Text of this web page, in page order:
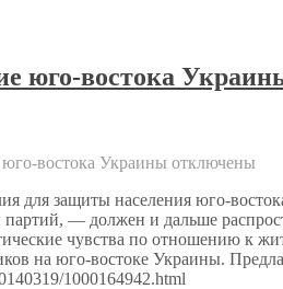
юго-востока
востока Украины отключены
для защиты населения юго-
— должен и дальше
чувства по отношению к
на юго-востоке Украины.
1000164942.html